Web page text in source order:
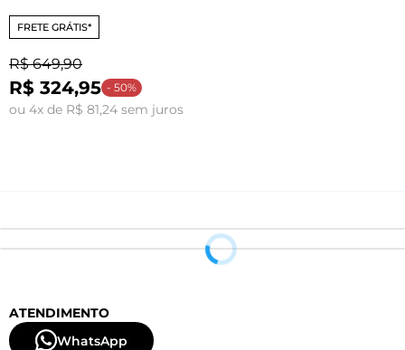
FRETE GRÁTIS*
R$ 649,90
R$ 324,95 - 50%
ou 4x de R$ 81,24 sem juros
ATENDIMENTO
WhatsApp